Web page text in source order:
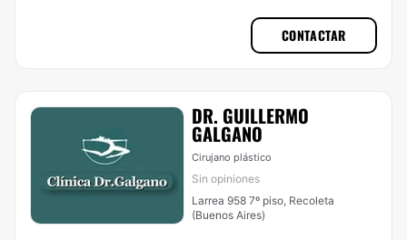
CONTACTAR
DR. GUILLERMO
GALGANO
Cirujano plástico
Sin opiniones
Larrea 958 7º piso, Recoleta
(Buenos Aires)